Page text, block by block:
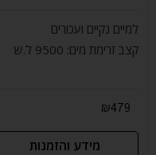
למיים נקיים ועכורים
קצב זרימת מים: 9500 ל.ש
₪479
מידע והזמנות